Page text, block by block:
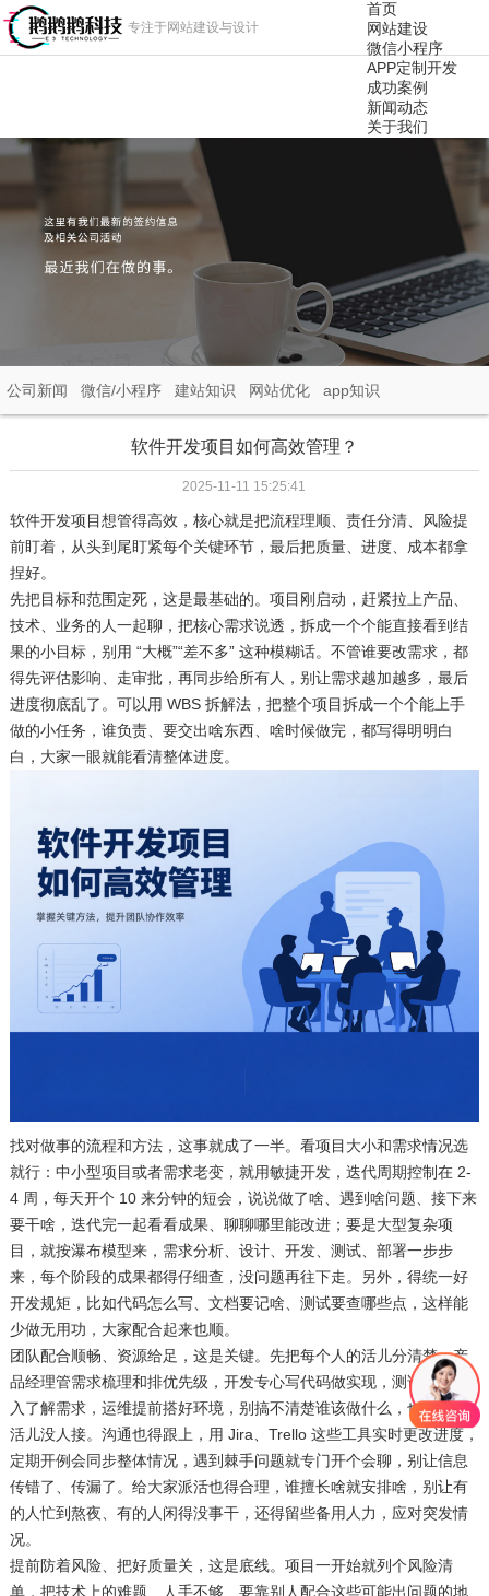
专注于网站建设与设计
首页
网站建设
微信小程序
APP定制开发
成功案例
新闻动态
关于我们
公司新闻 微信/小程序 建站知识 网站优化 app知识
软件开发项目如何高效管理？
2025-11-11 15:25:41
软件开发项目想管得高效，核心就是把流程理顺、责任分清、风险提
前盯着，从头到尾盯紧每个关键环节，最后把质量、进度、成本都拿
捏好。
先把目标和范围定死，这是最基础的。项目刚启动，赶紧拉上产品、
技术、业务的人一起聊，把核心需求说透，拆成一个个能直接看到结
果的小目标，别用 “大概”“差不多” 这种模糊话。不管谁要改需求，都
得先评估影响、走审批，再同步给所有人，别让需求越加越多，最后
进度彻底乱了。可以用 WBS 拆解法，把整个项目拆成一个个能上手
做的小任务，谁负责、要交出啥东西、啥时候做完，都写得明明白
白，大家一眼就能看清整体进度。
找对做事的流程和方法，这事就成了一半。看项目大小和需求情况选
就行：中小型项目或者需求老变，就用敏捷开发，迭代周期控制在 2-
4 周，每天开个 10 来分钟的短会，说说做了啥、遇到啥问题、接下来
要干啥，迭代完一起看看成果、聊聊哪里能改进；要是大型复杂项
目，就按瀑布模型来，需求分析、设计、开发、测试、部署一步步
来，每个阶段的成果都得仔细查，没问题再往下走。另外，得统一好
开发规矩，比如代码怎么写、文档要记啥、测试要查哪些点，这样能
少做无用功，大家配合起来也顺。
团队配合顺畅、资源给足，这是关键。先把每个人的活儿分清楚：产
品经理管需求梳理和排优先级，开发专心写代码做实现，测试早点介
入了解需求，运维提前搭好环境，别搞不清楚谁该做什么，也别留着
活儿没人接。沟通也得跟上，用 Jira、Trello 这些工具实时更改进度，
定期开例会同步整体情况，遇到棘手问题就专门开个会聊，别让信息
传错了、传漏了。给大家派活也得合理，谁擅长啥就安排啥，别让有
的人忙到熬夜、有的人闲得没事干，还得留些备用人力，应对突发情
况。
提前防着风险、把好质量关，这是底线。项目一开始就列个风险清
单，把技术上的难题、人手不够、要靠别人配合这些可能出问题的地